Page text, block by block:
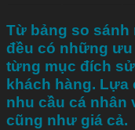
Từ bảng so sánh
đều có những
từng mục đích
khách hàng.
nhu cầu cá nhân
cũng như giá cả.